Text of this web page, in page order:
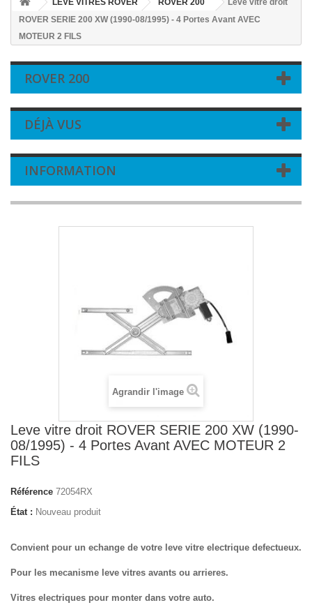
LEVE VITRES ROVER ROVER 200
Leve vitre droit
ROVER SERIE 200 XW (1990-08/1995) - 4 Portes Avant AVEC
MOTEUR 2 FILS
ROVER 200
DÉJÀ VUS
INFORMATION
Agrandir l'image
Leve vitre droit ROVER SERIE 200 XW (1990-
08/1995) - 4 Portes Avant AVEC MOTEUR 2
FILS
Référence 72054RX
État : Nouveau produit
Convient pour un echange de votre leve vitre electrique defectueux.
Pour les mecanisme leve vitres avants ou arrieres.
Vitres electriques pour monter dans votre auto.